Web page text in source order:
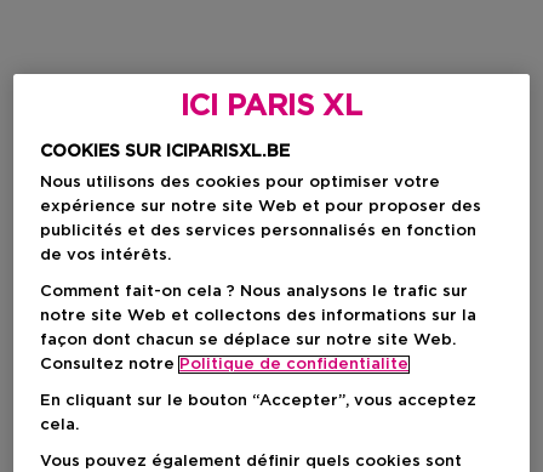
ICI PARIS XL
COOKIES SUR ICIPARISXL.BE
Nous utilisons des cookies pour optimiser votre
expérience sur notre site Web et pour proposer des
publicités et des services personnalisés en fonction
de vos intérêts.
Comment fait-on cela ? Nous analysons le trafic sur
notre site Web et collectons des informations sur la
façon dont chacun se déplace sur notre site Web.
Consultez notre Politique de confidentialite
En cliquant sur le bouton “Accepter”, vous acceptez
cela.
Vous pouvez également définir quels cookies sont